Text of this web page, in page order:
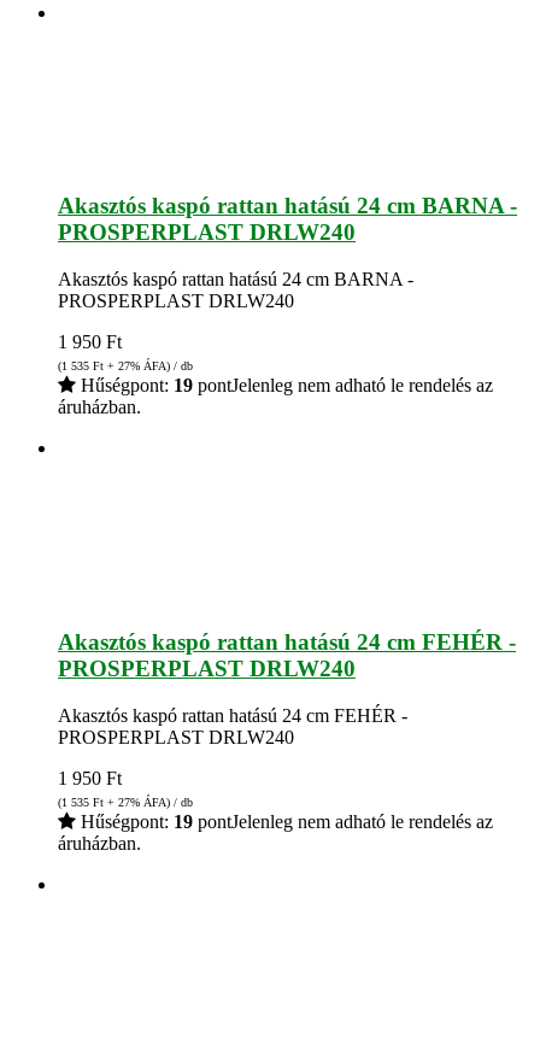
Akasztós kaspó rattan hatású 24 cm BARNA -
PROSPERPLAST DRLW240
Akasztós kaspó rattan hatású 24 cm BARNA -
PROSPERPLAST DRLW240
1 950 Ft
(1 535 Ft + 27% ÁFA) / db
Hűségpont: 19 pontJelenleg nem adható le rendelés az
áruházban.
Akasztós kaspó rattan hatású 24 cm FEHÉR -
PROSPERPLAST DRLW240
Akasztós kaspó rattan hatású 24 cm FEHÉR -
PROSPERPLAST DRLW240
1 950 Ft
(1 535 Ft + 27% ÁFA) / db
Hűségpont: 19 pontJelenleg nem adható le rendelés az
áruházban.